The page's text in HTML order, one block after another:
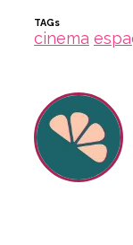
TAGs
cinema